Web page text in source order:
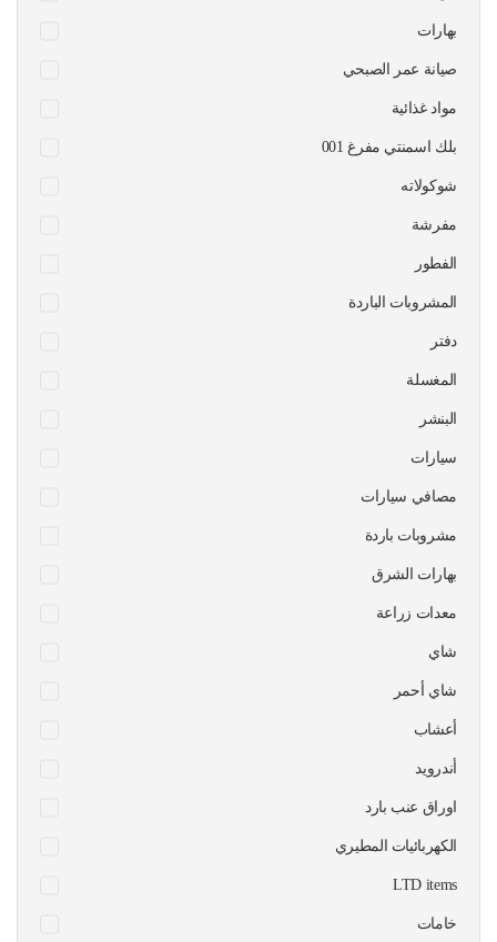
بهارات
صيانة عمر الصبحي
مواد غذائية
بلك اسمنتي مفرغ 001
شوكولاته
مفرشة
الفطور
المشروبات الباردة
دفتر
المغسلة
البنشر
سيارات
مصافي سيارات
مشروبات باردة
بهارات الشرق
معدات زراعة
شاي
شاي أحمر
أعشاب
أندرويد
اوراق عنب بارد
الكهربائيات المطيري
LTD items
خامات